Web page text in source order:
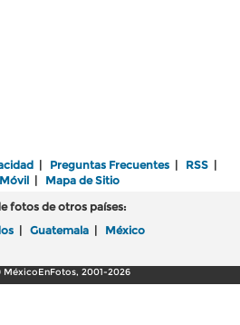
| Preguntas Frecuentes | RSS |
| Mapa de Sitio
fotos de otros países:
| Guatemala | México
2001-2026